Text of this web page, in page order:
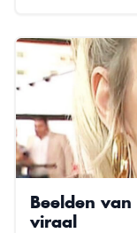
Beelden
viraal